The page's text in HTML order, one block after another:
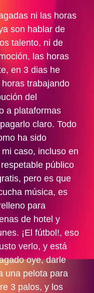
ni las horas
son hablar de
talento, ni de
las horas
en 3 dias he
trabajando
del
a plataformas
claro. Todo
ha sido
caso, incluso en
público
pero es que
música, es
para
de hotel y
¡El fútbol!, eso
verlo, y está
oye, darle
una pelota para
3 palos, y los